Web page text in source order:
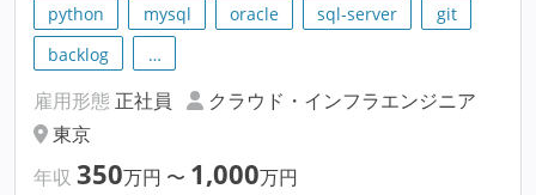
python mysql oracle sql-server
git
backlog
…
雇用形態 正社員
クラウド・インフラエンジニア
東京
年収 350万円 〜 1,000万円